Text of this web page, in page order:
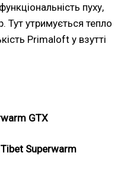
пуху,
Тут утримується тепло
Primaloft у взутті
GTX
Tibet Superwarm